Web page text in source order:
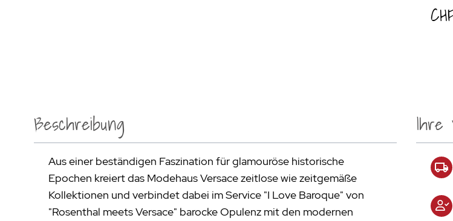
Beschreibung
Aus einer beständigen Faszination für glamouröse historische
Epochen kreiert das Modehaus Versace zeitlose wie zeitgemäße
Kollektionen und verbindet dabei im Service "I Love Baroque" von
"Rosenthal meets Versace" barocke Opulenz mit den modernen
Ihre